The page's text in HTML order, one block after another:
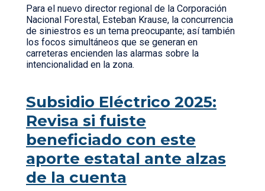
Para el nuevo director regional de la Corporación
Nacional Forestal, Esteban Krause, la concurrencia
de siniestros es un tema preocupante; así también
los focos simultáneos que se generan en
carreteras encienden las alarmas sobre la
intencionalidad en la zona.
Subsidio Eléctrico 2025:
Revisa si fuiste
beneficiado con este
aporte estatal ante alzas
de la cuenta